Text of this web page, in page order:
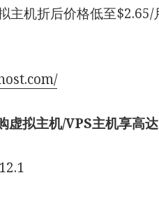
主机折后价格低至$2.65/
拟主机/VPS主机享高